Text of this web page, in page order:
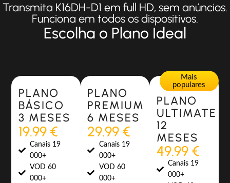
Transmita K16DH-D1 em full HD, sem anúncios.
Funciona em todos os dispositivos.
Escolha o Plano Ideal
Most Popular
PLANO
BÁSICO
3 MESES
19.99 €
Canais 19
000+
VOD 60
000+
Most Popular
PLANO
PREMIUM
6 MESES
29.99 €
Canais 19
000+
VOD 60
000+
Mais
populares
PLANO
ULTIMATE
12
MESES
49.99 €
Canais 19
000+